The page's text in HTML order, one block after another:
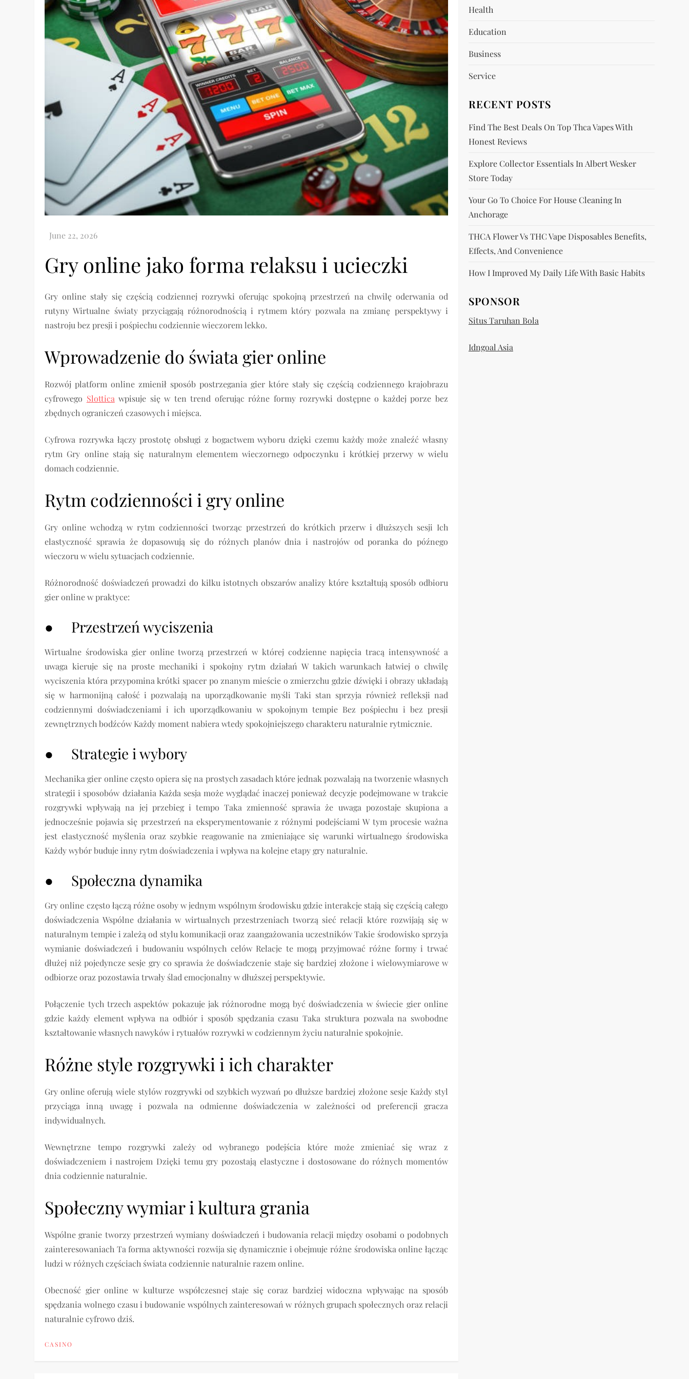
Gry online jako forma relaksu i ucieczki
Gry online stały się częścią codziennej rozrywki oferując spokojną przestrzeń na chwilę oderwania od
rutyny Wirtualne światy przyciągają różnorodnością i rytmem który pozwala na zmianę perspektywy i
nastroju bez presji i pośpiechu codziennie wieczorem lekko.
Wprowadzenie do świata gier online
Rozwój platform online zmienił sposób postrzegania gier które stały się częścią codziennego krajobrazu
cyfrowego Slottica wpisuje się w ten trend oferując różne formy rozrywki dostępne o każdej porze bez
zbędnych ograniczeń czasowych i miejsca.
Cyfrowa rozrywka łączy prostotę obsługi z bogactwem wyboru dzięki czemu każdy może znaleźć własny
rytm Gry online stają się naturalnym elementem wieczornego odpoczynku i krótkiej przerwy w wielu
domach codziennie.
Rytm codzienności i gry online
Gry online wchodzą w rytm codzienności tworząc przestrzeń do krótkich przerw i dłuższych sesji Ich
elastyczność sprawia że dopasowują się do różnych planów dnia i nastrojów od poranka do późnego
wieczoru w wielu sytuacjach codziennie.
Różnorodność doświadczeń prowadzi do kilku istotnych obszarów analizy które kształtują sposób odbioru
gier online w praktyce:
● Przestrzeń wyciszenia
Wirtualne środowiska gier online tworzą przestrzeń w której codzienne napięcia tracą intensywność a
uwaga kieruje się na proste mechaniki i spokojny rytm działań W takich warunkach łatwiej o chwilę
wyciszenia która przypomina krótki spacer po znanym mieście o zmierzchu gdzie dźwięki i obrazy układają
się w harmonijną całość i pozwalają na uporządkowanie myśli Taki stan sprzyja również refleksji nad
codziennymi doświadczeniami i ich uporządkowaniu w spokojnym tempie Bez pośpiechu i bez presji
zewnętrznych bodźców Każdy moment nabiera wtedy spokojniejszego charakteru naturalnie rytmicznie.
● Strategie i wybory
Mechanika gier online często opiera się na prostych zasadach które jednak pozwalają na tworzenie własnych
strategii i sposobów działania Każda sesja może wyglądać inaczej ponieważ decyzje podejmowane w trakcie
rozgrywki wpływają na jej przebieg i tempo Taka zmienność sprawia że uwaga pozostaje skupiona a
jednocześnie pojawia się przestrzeń na eksperymentowanie z różnymi podejściami W tym procesie ważna
jest elastyczność myślenia oraz szybkie reagowanie na zmieniające się warunki wirtualnego środowiska
Każdy wybór buduje inny rytm doświadczenia i wpływa na kolejne etapy gry naturalnie.
● Społeczna dynamika
Gry online często łączą różne osoby w jednym wspólnym środowisku gdzie interakcje stają się częścią całego
doświadczenia Wspólne działania w wirtualnych przestrzeniach tworzą sieć relacji które rozwijają się w
naturalnym tempie i zależą od stylu komunikacji oraz zaangażowania uczestników Takie środowisko sprzyja
wymianie doświadczeń i budowaniu wspólnych celów Relacje te mogą przyjmować różne formy i trwać
dłużej niż pojedyncze sesje gry co sprawia że doświadczenie staje się bardziej złożone i wielowymiarowe w
odbiorze oraz pozostawia trwały ślad emocjonalny w dłuższej perspektywie.
Połączenie tych trzech aspektów pokazuje jak różnorodne mogą być doświadczenia w świecie gier online
gdzie każdy element wpływa na odbiór i sposób spędzania czasu Taka struktura pozwala na swobodne
kształtowanie własnych nawyków i rytuałów rozrywki w codziennym życiu naturalnie spokojnie.
Różne style rozgrywki i ich charakter
Gry online oferują wiele stylów rozgrywki od szybkich wyzwań po dłuższe bardziej złożone sesje Każdy styl
przyciąga inną uwagę i pozwala na odmienne doświadczenia w zależności od preferencji gracza
indywidualnych.
Wewnętrzne tempo rozgrywki zależy od wybranego podejścia które może zmieniać się wraz z
doświadczeniem i nastrojem Dzięki temu gry pozostają elastyczne i dostosowane do różnych momentów
dnia codziennie naturalnie.
Społeczny wymiar i kultura grania
Wspólne granie tworzy przestrzeń wymiany doświadczeń i budowania relacji między osobami o podobnych
zainteresowaniach Ta forma aktywności rozwija się dynamicznie i obejmuje różne środowiska online łącząc
ludzi w różnych częściach świata codziennie naturalnie razem online.
Obecność gier online w kulturze współczesnej staje się coraz bardziej widoczna wpływając na sposób
spędzania wolnego czasu i budowanie wspólnych zainteresowań w różnych grupach społecznych oraz relacji
naturalnie cyfrowo dziś.
CASINO
Health
Education
Business
Service
RECENT POSTS
Find The Best Deals On Top Thca Vapes With
Honest Reviews
Explore Collector Essentials In Albert Wesker
Store Today
Your Go To Choice For House Cleaning In
Anchorage
THCA Flower Vs THC Vape Disposables Benefits,
Effects, And Convenience
How I Improved My Daily Life With Basic Habits
SPONSOR
Situs Taruhan Bola
Idngoal Asia